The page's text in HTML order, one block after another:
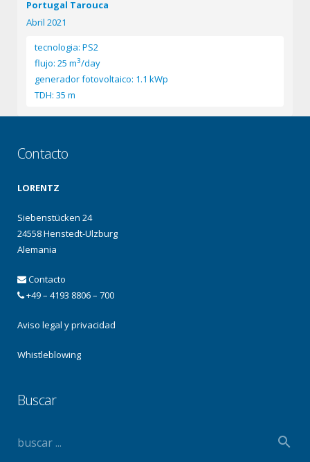
Portugal Tarouca
Abril 2021
tecnologia: PS2
flujo: 25 m3/day
generador fotovoltaico: 1.1 kWp
TDH: 35 m
Contacto
LORENTZ
Siebenstücken 24
24558 Henstedt-Ulzburg
Alemania
Contacto
+49 – 4193 8806 – 700
Aviso legal y privacidad
Whistleblowing
Buscar